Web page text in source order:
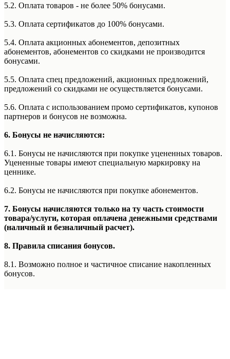
5.2. Оплата товаров - не более 50% бонусами.
5.3. Оплата сертификатов до 100% бонусами.
5.4. Оплата акционных абонементов, депозитных
абонементов, абонементов со скидками не производится
бонусами.
5.5. Оплата спец предложений, акционных предложений,
предложений со скидками не осуществляется бонусами.
5.6. Оплата с использованием промо сертификатов, купонов
партнеров и бонусов не возможна.
6. Бонусы не начисляются:
6.1. Бонусы не начисляются при покупке уцененных товаров.
Уцененные товары имеют специальную маркировку на
ценнике.
6.2. Бонусы не начисляются при покупке абонементов.
7. Бонусы начисляются только на ту часть стоимости
товара/услуги, которая оплачена денежными средствами
(наличный и безналичный расчет).
8. Правила списания бонусов.
8.1. Возможно полное и частичное списание накопленных
бонусов.